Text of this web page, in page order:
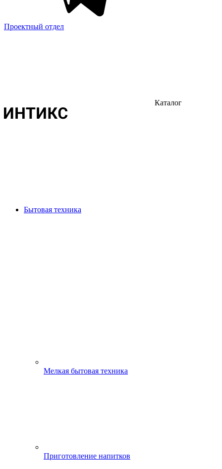
Проектный отдел
Каталог
Бытовая техника
Мелкая бытовая техника
Приготовление напитков